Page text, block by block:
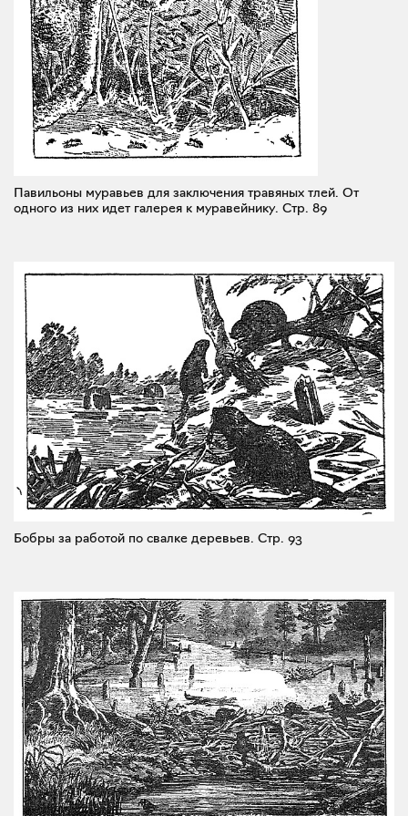
Павильоны муравьев для заключения травяных тлей. От
одного из них идет галерея к муравейнику. Стр. 89
Бобры за работой по свалке деревьев. Стр. 93